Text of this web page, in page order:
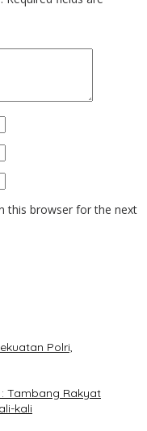
this browser for the next
Polri,
: Tambang Rakyat
kali